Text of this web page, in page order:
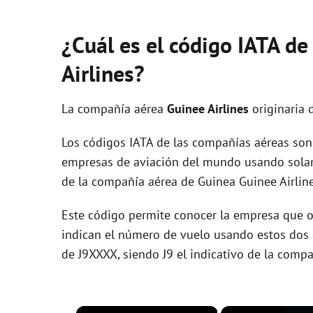
¿Cuál es el código IATA
Airlines?
La compañía aérea Guinee Airlines originaria
Los códigos IATA de las compañías aéreas
empresas de aviación del mundo usando
de la compañía aérea de Guinea Guinee
Este código permite conocer la empresa
indican el número de vuelo usando estos
de J9XXXX, siendo J9 el indicativo de la